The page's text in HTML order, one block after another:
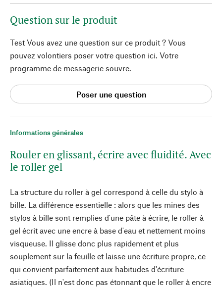
Informations générales
Rouler en glissant, écrire avec fluidité. Avec
le roller gel
La structure du roller à gel correspond à celle du stylo à
bille. La différence essentielle : alors que les mines des
stylos à bille sont remplies d'une pâte à écrire, le roller à
gel écrit avec une encre à base d'eau et nettement moins
visqueuse. Il glisse donc plus rapidement et plus
souplement sur la feuille et laisse une écriture propre, ce
qui convient parfaitement aux habitudes d'écriture
asiatiques. (Il n'est donc pas étonnant que le roller à encre
Question sur le produit
Test Vous avez une question sur ce produit ? Vous
pouvez volontiers poser votre question ici. Votre
programme de messagerie souvre.
Poser une question